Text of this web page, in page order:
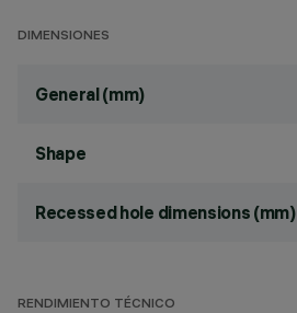
DIMENSIONES
General (mm)
Shape
Recessed hole dimensions (mm)
RENDIMIENTO TÉCNICO